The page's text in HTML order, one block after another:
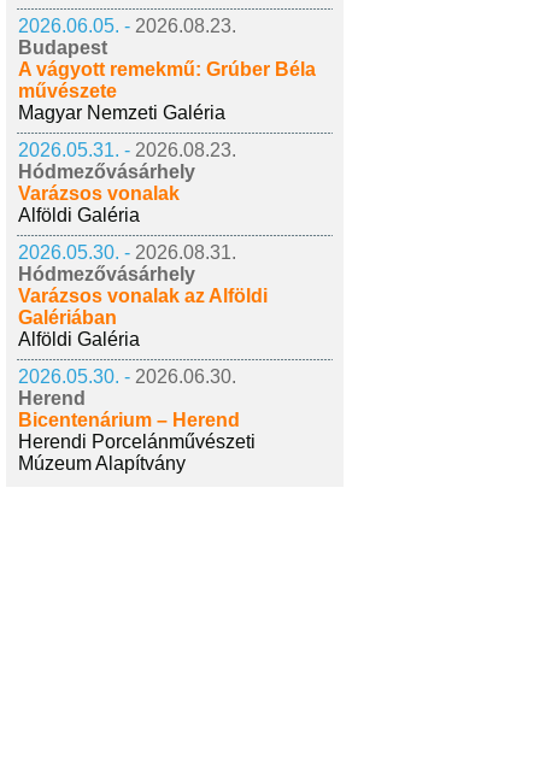
2026.06.05. - 2026.08.23.
Budapest
A vágyott remekmű: Grúber Béla
művészete
Magyar Nemzeti Galéria
2026.05.31. - 2026.08.23.
Hódmezővásárhely
Varázsos vonalak
Alföldi Galéria
2026.05.30. - 2026.08.31.
Hódmezővásárhely
Varázsos vonalak az Alföldi
Galériában
Alföldi Galéria
2026.05.30. - 2026.06.30.
Herend
Bicentenárium – Herend
Herendi Porcelánművészeti
Múzeum Alapítvány